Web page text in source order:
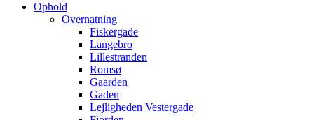
Ophold
Overnatning
Fiskergade
Langebro
Lillestranden
Romsø
Gaarden
Gaden
Lejligheden Vestergade